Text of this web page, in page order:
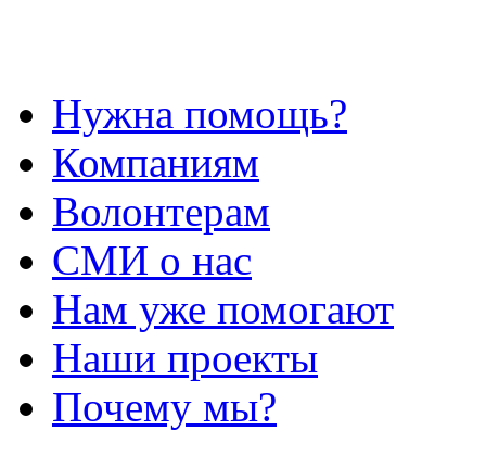
Нужна помощь?
Компаниям
Волонтерам
СМИ о нас
Нам уже помогают
Наши проекты
Почему мы?